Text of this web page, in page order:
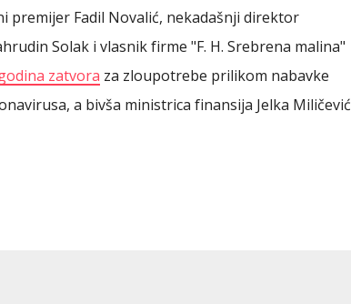
premijer Fadil Novalić, nekadašnji direktor
Solak i vlasnik firme "F. H. Srebrena malina"
zatvora za zloupotrebe prilikom nabavke
a bivša ministrica finansija Jelka Miličević